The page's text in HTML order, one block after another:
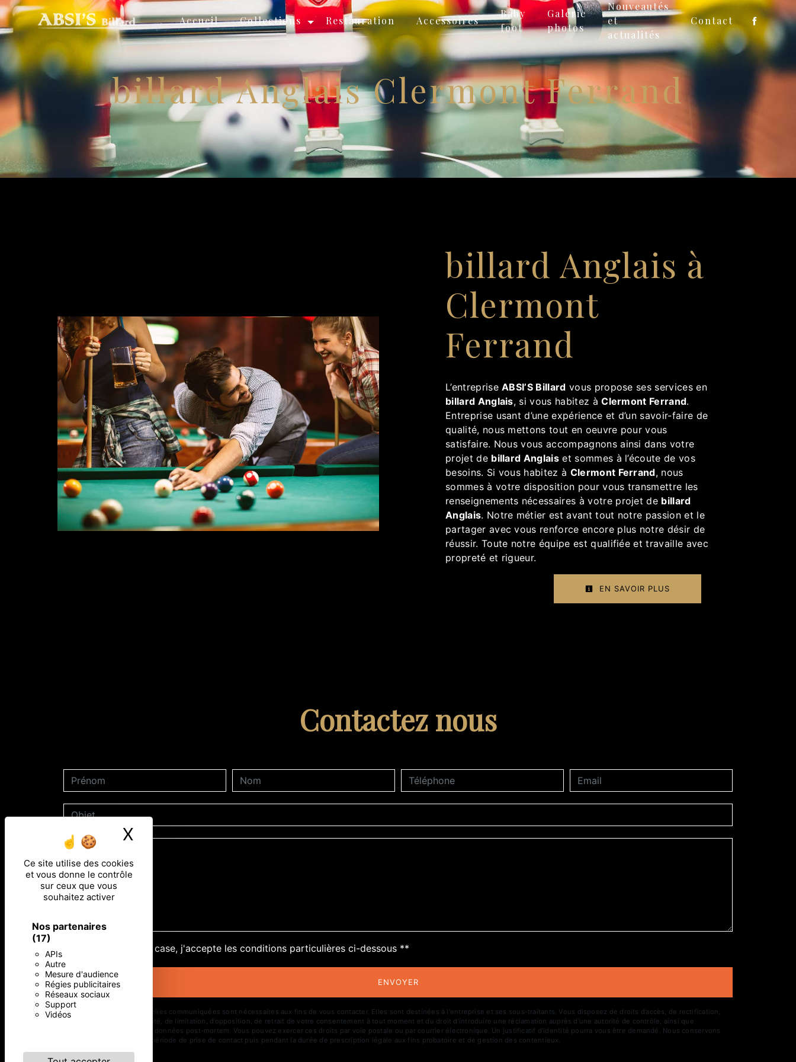
Panneau de gestion des cookies
Ce site utilise des cookies
et vous donne le contrôle
sur ceux que vous
souhaitez activer
Nos partenaires
(17)
APIs
Autre
Mesure d'audience
Régies publicitaires
Réseaux sociaux
Support
Vidéos
X Masquer le bandeau des cookies
Accueil Collections Restauration Accessoires
Baby
foot
Galerie
photos
Nouveautés
et
actualités
Contact
billard Anglais Clermont Ferrand
billard Anglais à
Clermont
Ferrand
L’entrepriseABSI’S Billard vous propose ses services en
billard Anglais, si vous habitez àClermont Ferrand.
Entreprise usant d’une expérience et d’un savoir-faire de
qualité, nous mettons tout en oeuvre pour vous
satisfaire. Nous vous accompagnons ainsi dans votre
projet de billard Anglais et sommes à l’écoute de vos
besoins. Si vous habitez à Clermont Ferrand, nous
sommes à votre disposition pour vous transmettre les
renseignements nécessaires à votre projet de billard
Anglais. Notre métier est avant tout notre passion et le
partager avec vous renforce encore plus notre désir de
réussir. Toute notre équipe est qualifiée et travaille avec
propreté et rigueur.
EN SAVOIR PLUS
Contactez nous
En cochant cette case, j'accepte les conditions particulières ci-dessous **
ENVOYER
** Les données personnelles communiquées sont nécessaires aux fins de vous contacter. Elles sont destinées à l'entreprise et ses sous-traitants. Vous disposez de droits d’accès, de rectification,
d’effacement, de portabilité, de limitation, d’opposition, de retrait de votre consentement à tout moment et du droit d’introduire une réclamation auprès d’une autorité de contrôle, ainsi que
d’organiser le sort de vos données post-mortem. Vous pouvez exercer ces droits par voie postale ou par courrier électronique. Un justificatif d'identité pourra vous être demandé. Nous conservons
vos données pendant la période de prise de contact puis pendant la durée de prescription légale aux fins probatoire et de gestion des contentieux.